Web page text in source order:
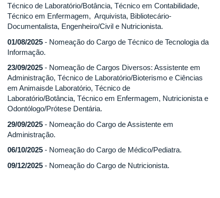
Técnico de Laboratório/Botância, Técnico em Contabilidade,
Técnico em Enfermagem, Arquivista, Bibliotecário-
Documentalista, Engenheiro/Civil e Nutricionista.
01/08/2025 - Nomeação do Cargo de Técnico de Tecnologia da
Informação.
23/09/2025 - Nomeação de Cargos Diversos: Assistente em
Administração, Técnico de Laboratório/Bioterismo e Ciências
em Animaisde Laboratório, Técnico de
Laboratório/Botância, Técnico em Enfermagem, Nutricionista e
Odontólogo/Prótese Dentária.
29/09/2025 - Nomeação do Cargo de Assistente em
Administração.
06/10/2025 - Nomeação do Cargo de Médico/Pediatra.
09/12/2025 - Nomeação do Cargo de Nutricionista.